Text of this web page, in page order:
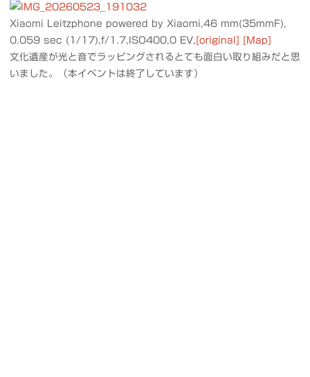
Xiaomi Leitzphone powered by Xiaomi,46 mm(35mmF),
0.059 sec (1/17),f/1.7,ISO400,0 EV,[original] [Map]
文化遺産が光と音でラッピングされるとても面白い取り組みだと思
いました。（本イベントは終了しています）